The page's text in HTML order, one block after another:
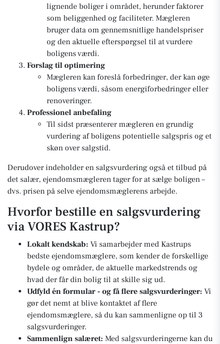
lignende boliger i området, herunder faktorer
som beliggenhed og faciliteter. Mægleren
bruger data om gennemsnitlige handelspriser
og den aktuelle efterspørgsel til at vurdere
boligens værdi.
Forslag til optimering
Mægleren kan foreslå forbedringer, der kan øge
boligens værdi, såsom energiforbedringer eller
renoveringer.
Professionel anbefaling
Til sidst præsenterer mægleren en grundig
vurdering af boligens potentielle salgspris og et
skøn over salgstid.
Derudover indeholder en salgsvurdering også et tilbud på
det salær, ejendomsmægleren tager for at sælge boligen –
dvs. prisen på selve ejendomsmæglerens arbejde.
Hvorfor bestille en salgsvurdering
via VORES Kastrup?
Lokalt kendskab: Vi samarbejder med Kastrups
bedste ejendomsmæglere, som kender de forskellige
bydele og områder, de aktuelle markedstrends og
hvad der får din bolig til at skille sig ud.
Udfyld én formular - og få flere salgsvurderinger: Vi
gør det nemt at blive kontaktet af flere
ejendomsmæglere, så du kan sammenligne op til 3
salgsvurderinger.
Sammenlign salæret: Med salgsvurderingerne kan du